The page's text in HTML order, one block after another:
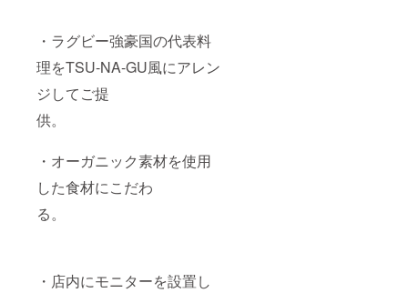
・ラグビー強豪国の代表料
理をTSU-NA-GU風にアレン
ジしてご提
供。
・オーガニック素材を使用
した食材にこだわ
る。
・店内にモニターを設置し